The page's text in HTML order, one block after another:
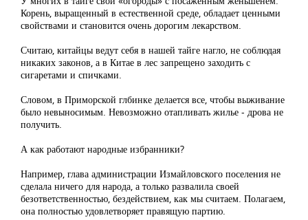
Корень, выращенный в естественной среде, обладает ценными
свойствами и становится очень дорогим лекарством.
Считаю, китайцы ведут себя в нашей тайге нагло, не соблюдая
никаких законов, а в Китае в лес запрещено заходить с
сигаретами и спичками.
Словом, в Приморской глбинке делается все, чтобы выживание
было невыносимым. Невозможно отапливать жилье - дрова не
получить.
А как работают народные избранники?
Например, глава администрации Измайловского поселения не
сделала ничего для народа, а только развалила своей
безответственностью, бездействием, как мы считаем. Полагаем,
она полностью удовлетворяет правящую партию.